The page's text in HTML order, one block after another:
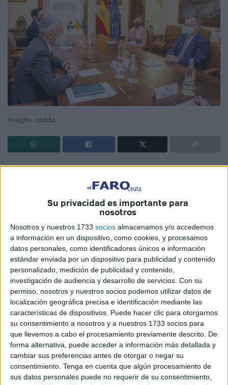
Su privacidad es importante para
nosotros
Nosotros y nuestros 1733 socios almacenamos y/o accedemos
a información en un dispositivo, como cookies, y procesamos
datos personales, como identificadores únicos e información
estándar enviada por un dispositivo para publicidad y contenido
personalizado, medición de publicidad y contenido,
investigación de audiencia y desarrollo de servicios. Con su
permiso, nosotros y nuestros socios podemos utilizar datos de
localización geográfica precisa e identificación mediante las
características de dispositivos. Puede hacer clic para otorgarnos
su consentimiento a nosotros y a nuestros 1733 socios para
que llevemos a cabo el procesamiento previamente descrito. De
forma alternativa, puede acceder a información más detallada y
cambiar sus preferencias antes de otorgar o negar su
consentimiento. Tenga en cuenta que algún procesamiento de
sus datos personales puede no requerir de su consentimiento,
Imagen cedida
El presidente de la Ciudad Autónoma de Ceuta,Juan
, ha trasladado hoy miércoles al ministro del Interior,
transcurridos dos meses y medio tras los incidentes en la
frontera de los días 17 y 18 de mayo, sigue siendo
absolutamente insostenible y que en la ciudad
permanecen unas 2.500 de las más de 12.000 personas
que, según las estimaciones, accedieron irregularmente a
Ceuta esos días a través delespigón del Tarajal
Vivas, que ha valorado este encuentro como "leal y
sincero", ha insistido en que es "necesario y urgente el
socorro y el auxilio del Estado para resolver una situación
que está dejando importantes secuelas en la ciudad".
Estas son las consideraciones que el presidente ha puesto
de manifiesto en el transcurso de una reunión mantenida